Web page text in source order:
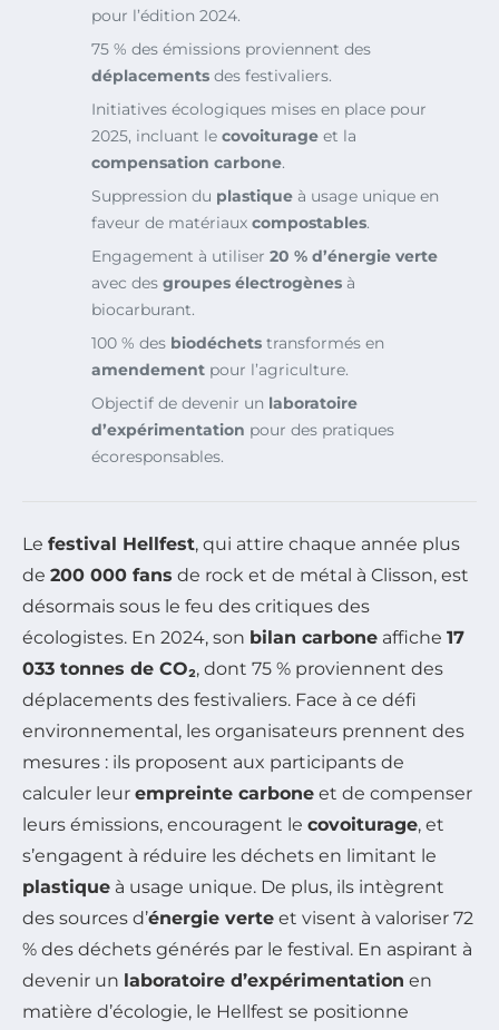
pour l’édition 2024.
75 % des émissions proviennent des
déplacements des festivaliers.
Initiatives écologiques mises en place pour
2025, incluant le covoiturage et la
compensation carbone.
Suppression du plastique à usage unique en
faveur de matériaux compostables.
Engagement à utiliser 20 % d’énergie verte
avec des groupes électrogènes à
biocarburant.
100 % des biodéchets transformés en
amendement pour l’agriculture.
Objectif de devenir un laboratoire
d’expérimentation pour des pratiques
écoresponsables.
Le festival Hellfest, qui attire chaque année plus
de 200 000 fans de rock et de métal à Clisson, est
désormais sous le feu des critiques des
écologistes. En 2024, son bilan carbone affiche 17
033 tonnes de CO₂, dont 75 % proviennent des
déplacements des festivaliers. Face à ce défi
environnemental, les organisateurs prennent des
mesures : ils proposent aux participants de
calculer leur empreinte carbone et de compenser
leurs émissions, encouragent le covoiturage, et
s’engagent à réduire les déchets en limitant le
plastique à usage unique. De plus, ils intègrent
des sources d’énergie verte et visent à valoriser 72
% des déchets générés par le festival. En aspirant à
devenir un laboratoire d’expérimentation en
matière d’écologie, le Hellfest se positionne